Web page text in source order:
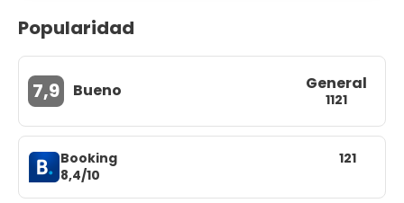
Popularidad
7,9 Bueno General
1121
Booking
8,4/10
121